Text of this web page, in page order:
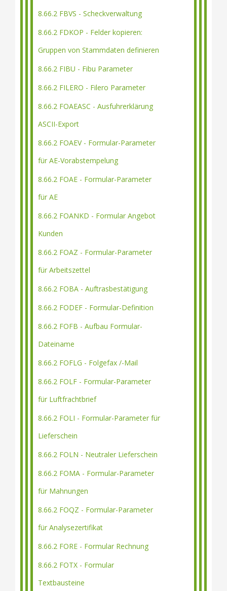
8.66.2 FBVS - Scheckverwaltung
8.66.2 FDKOP - Felder kopieren:
Gruppen von Stammdaten definieren
8.66.2 FIBU - Fibu Parameter
8.66.2 FILERO - Filero Parameter
8.66.2 FOAEASC - Ausfuhrerklärung
ASCII-Export
8.66.2 FOAEV - Formular-Parameter
für AE-Vorabstempelung
8.66.2 FOAE - Formular-Parameter
für AE
8.66.2 FOANKD - Formular Angebot
Kunden
8.66.2 FOAZ - Formular-Parameter
für Arbeitszettel
8.66.2 FOBA - Auftrasbestätigung
8.66.2 FODEF - Formular-Definition
8.66.2 FOFB - Aufbau Formular-
Dateiname
8.66.2 FOFLG - Folgefax /-Mail
8.66.2 FOLF - Formular-Parameter
für Luftfrachtbrief
8.66.2 FOLI - Formular-Parameter für
Lieferschein
8.66.2 FOLN - Neutraler Lieferschein
8.66.2 FOMA - Formular-Parameter
für Mahnungen
8.66.2 FOQZ - Formular-Parameter
für Analysezertifikat
8.66.2 FORE - Formular Rechnung
8.66.2 FOTX - Formular
Textbausteine